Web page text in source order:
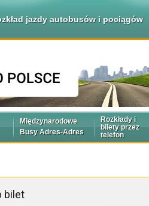
jazdy autobusów i pociągów
Międzynarodowe
Busy Adres-Adres
Rozkłady i
bilety przez
telefon
bilet